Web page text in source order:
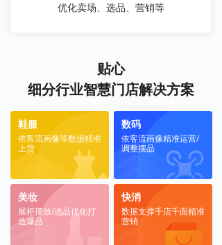
贴心
细分行业智慧门店解决方案
鞋服
依客流画像等数据精准
上货
数码
依客流画像精准运营/
调整摆品
美妆
展柜摆放/选品优化打
造爆品
快消
数据支撑千店千面精准
营销
优化卖场、选品、营销等